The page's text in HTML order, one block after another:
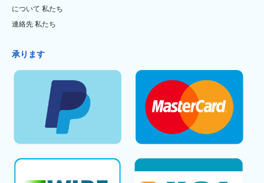
について 私たち
連絡先 私たち
承ります